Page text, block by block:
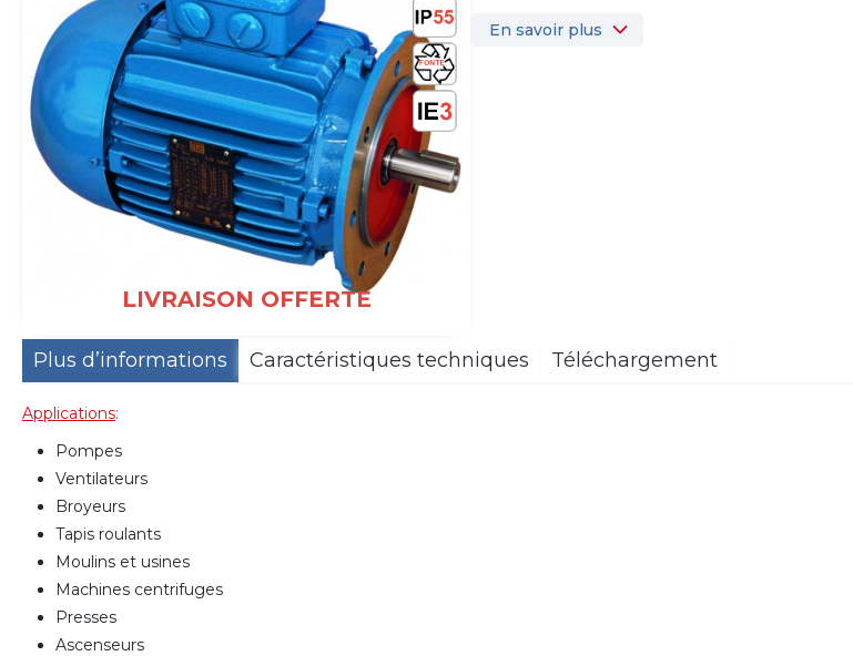
LIVRAISON OFFERTE
En savoir plus
Plus d’informations Caractéristiques techniques Téléchargement
Applications:
Pompes
Ventilateurs
Broyeurs
Tapis roulants
Moulins et usines
Machines centrifuges
Presses
Ascenseurs